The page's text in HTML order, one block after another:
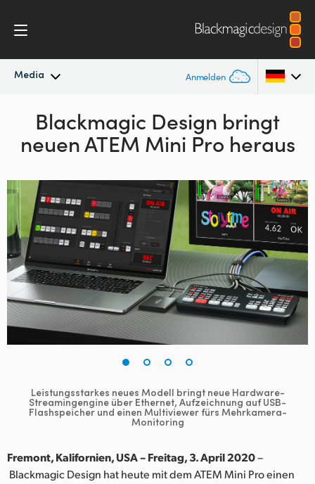
Media Anmelden
Neueste Nachrichten
Nachrichtenarchiv
Pressebilder
Argentina
Australia
Brazil
Canada
China
Finland
Germany
Hong Kong SAR, China
Italy
Blackmagic Design bringt
neuen ATEM Mini Pro heraus
Leistungsstarkes neues Modell bringt neue Hardware-
Streamingengine über Ethernet, Aufzeichnung auf USB-
Flashspeicher und einen Multiviewer fürs Mehrkamera-
Monitoring
Fremont, Kalifornien, USA – Freitag, 3. April 2020–
Blackmagic Design hat heute mit dem ATEM Mini Pro einen